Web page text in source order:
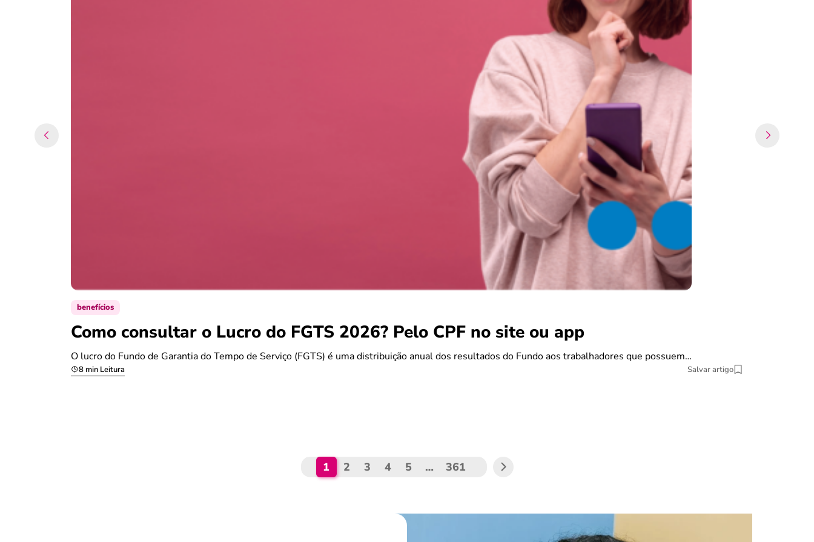
benefícios
Como consultar o Lucro do FGTS 2026? Pelo CPF no site ou app
O lucro do Fundo de Garantia do Tempo de Serviço (FGTS) é uma distribuição anual dos resultados do Fundo aos trabalhadores que possuem…
8 min Leitura Salvar artigo
1 2 3 4 5 … 361